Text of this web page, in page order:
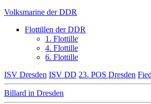
Volksmarine der DDR
Flottillen der DDR
1. Flottille
4. Flottille
6. Flottille
ISV Dresden ISV DD 23. POS Dresden
Billard in Dresden